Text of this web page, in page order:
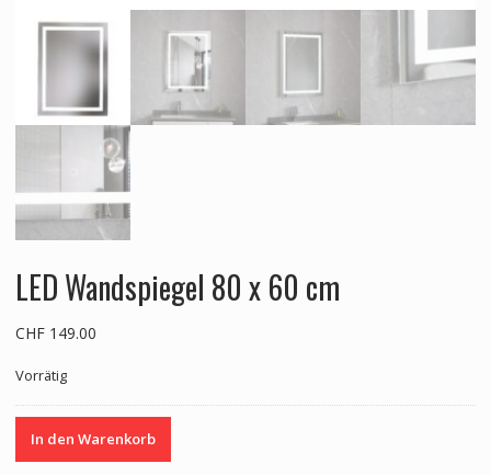
LED Wandspiegel 80 x 60 cm
CHF149.00
Vorrätig
Wandspiegel
In den Warenkorb